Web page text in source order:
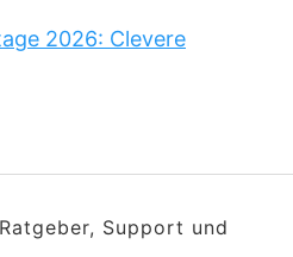
2026: Clevere
Support und